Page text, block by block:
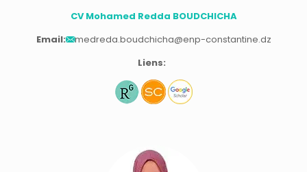
CV Mohamed Redda BOUDCHICHA
Email:
medreda.boudchicha@enp-constantine.dz
Liens: